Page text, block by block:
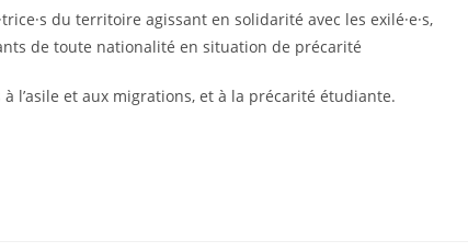
du territoire agissant en solidarité avec les exilé·e·s,
de toute nationalité en situation de précarité
l’asile et aux migrations, et à la précarité étudiante.